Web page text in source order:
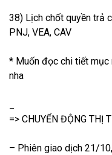
38) Lịch chốt quyền trả
PNJ, VEA, CAV
* Muốn đọc chi tiết mục
nha
=> CHUYỂN ĐỘNG THỊ
– Phiên giao dịch 21/